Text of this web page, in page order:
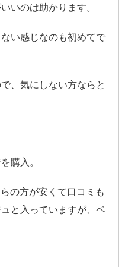
いのは助かります。
い感じなのも初めてで
、気にしない方ならと
購入。
の方が安くて口コミも
と入っていますが、ベ